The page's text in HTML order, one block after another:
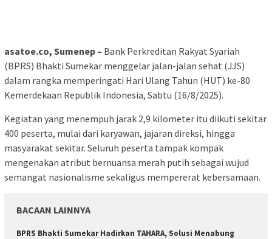
asatoe.co, Sumenep – Bank Perkreditan Rakyat Syariah
(BPRS) Bhakti Sumekar menggelar jalan-jalan sehat (JJS)
dalam rangka memperingati Hari Ulang Tahun (HUT) ke-80
Kemerdekaan Republik Indonesia, Sabtu (16/8/2025).
Kegiatan yang menempuh jarak 2,9 kilometer itu diikuti sekitar
400 peserta, mulai dari karyawan, jajaran direksi, hingga
masyarakat sekitar. Seluruh peserta tampak kompak
mengenakan atribut bernuansa merah putih sebagai wujud
semangat nasionalisme sekaligus mempererat kebersamaan.
BACAAN LAINNYA
BPRS Bhakti Sumekar Hadirkan TAHARA, Solusi Menabung